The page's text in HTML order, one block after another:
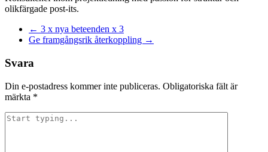
olikfärgade post-its.
Inläggnavigering
← 3 x nya beteenden x 3
Ge framgångsrik återkoppling →
Svara
Din e-postadress kommer inte publiceras. Obligatoriska fält är
märkta *